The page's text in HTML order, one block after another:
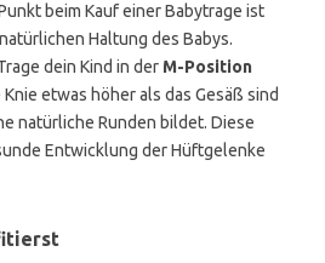
beim Kauf einer Babytrage ist
Haltung des Babys.
dein Kind in der M-Position
etwas höher als das Gesäß sind
natürliche Runden bildet. Diese
Entwicklung der Hüftgelenke